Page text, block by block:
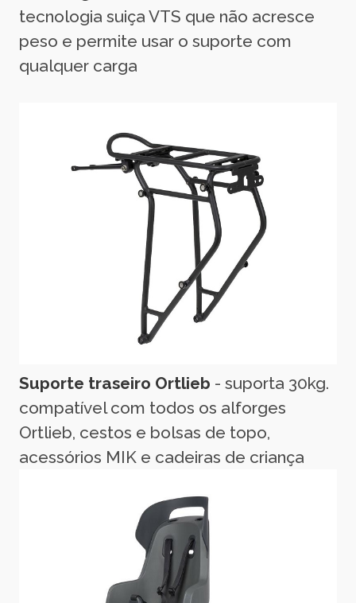
tecnologia suiça VTS que não acresce
peso e permite usar o suporte com
qualquer carga
Suporte traseiro Ortlieb - suporta 30kg.
compatível com todos os alforges
Ortlieb, cestos e bolsas de topo,
acessórios MIK e cadeiras de criança